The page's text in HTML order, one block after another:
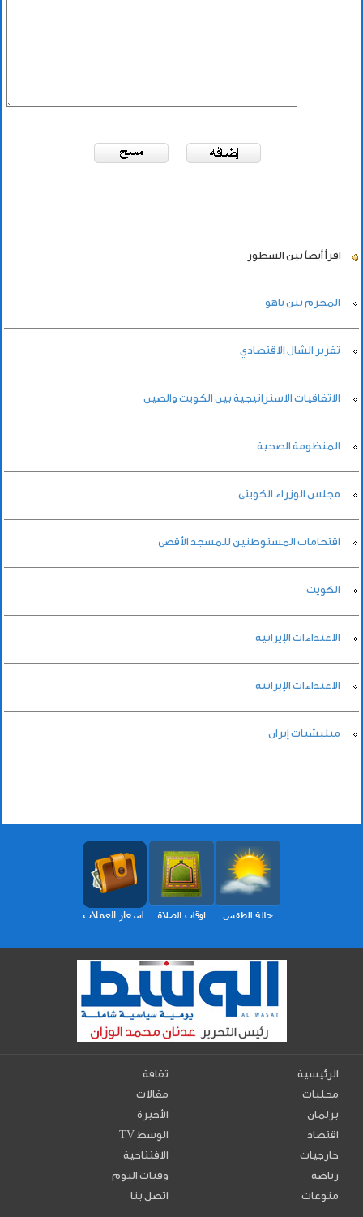
اقرأ أيضاً بين السطور
المجرم نتن ياهو
تقرير الشال الاقتصادي
الاتفاقيات الاستراتيجية بين الكويت والصين
المنظومة الصحية
مجلس الوزراء الكويتي
اقتحامات المستوطنين للمسجد الأقصى
الكويت
الاعتداءات الإيرانية
الاعتداءات الإيرانية
ميليشيات إيران
الرئيسية
محليات
برلمان
اقتصاد
خارجيات
رياضة
منوعات
ثقافة
مقالات
الأخيرة
TV الوسط
الافتتاحية
وفيات اليوم
اتصل بنا